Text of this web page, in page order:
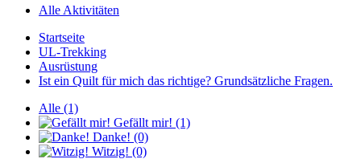
Alle Aktivitäten
Startseite
UL-Trekking
Ausrüstung
Ist ein Quilt für mich das richtige? Grundsätzliche Fragen.
Alle (1)
Gefällt mir! (1)
Danke! (0)
Witzig! (0)